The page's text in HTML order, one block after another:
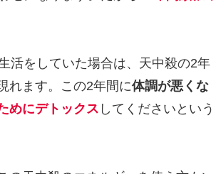
活をしていた場合は、天中殺の2年
れます。この2年間に体調が悪くな
めにデトックス してくださいという